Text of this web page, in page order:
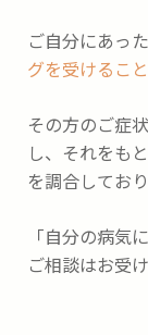
ご自分にあっ
グを受けること
その方のご症
し、それをも
を調合しており
「自分の病気
ご相談はお受